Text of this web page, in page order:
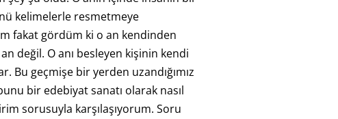
kelimelerle resmetmeye
fakat gördüm ki o an kendinden
değil. O anı besleyen kişinin kendi
Bu geçmişe bir yerden uzandığımız
bir edebiyat sanatı olarak nasıl
sorusuyla karşılaşıyorum. Soru